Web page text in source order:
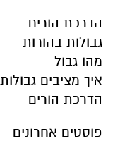
הדרכת הורים
גבולות בהורות
מהו גבול
איך מציבים גבולות
הדרכת הורים
פוסטים אחרונים